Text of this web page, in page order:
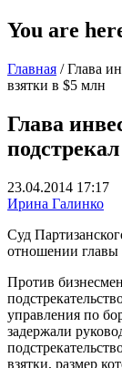
You are
Главная / Глава
взятки в $5 млн
Глава
23.04.2014 17:17
Ирина Галинко
Суд
отношении
Против
управления по
задержали
взятки, размер